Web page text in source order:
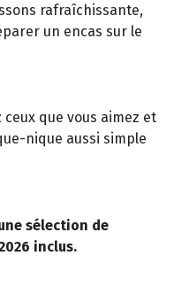
rafraîchissante,
un encas sur le
que vous aimez et
nique aussi simple
sélection de
inclus.